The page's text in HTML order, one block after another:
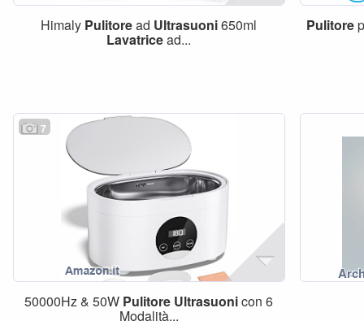
Himaly Pulitoread Ultrasuoni650ml
Lavatricead...
Pulitore
7
50000Hz & 50W Pulitore Ultrasuonicon 6
Modalità...